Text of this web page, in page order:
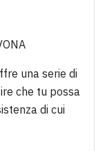
una serie di
che tu possa
di cui